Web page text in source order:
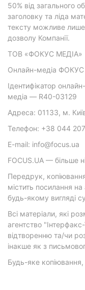
50% від загального
заголовку та ліда
тексту можливе
дозволу Компанії.
ТОВ «ФОКУС МЕДІА»
Онлайн-медіа ФОКУС
Ідентифікатор
медіа — R40-03129
Адреса: 01133, м.
Телефон: +38 044
E-mail: info@focus.ua
FOCUS.UA — більше
Передрук,
містить посилання на
будь-якому вигляді
Всі матеріали, які
агентство
відтворенню та/чи
інакше як з
Будь-яке